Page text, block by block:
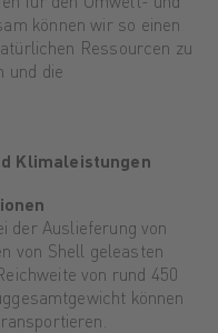
können wir so einen
Ressourcen zu
und die
Klimaleistungen
der Auslieferung von
von Shell geleasten
von rund 450
können